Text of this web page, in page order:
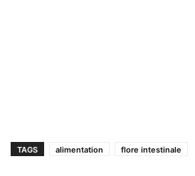
TAGS alimentation flore intestinale